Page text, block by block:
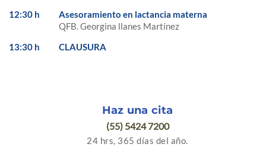
12:30 h
Asesoramiento en lactancia materna
QFB. Georgina llanes Martínez
13:30 h
CLAUSURA
Haz una cita
(55) 5424 7200
24 hrs, 365 días del año.